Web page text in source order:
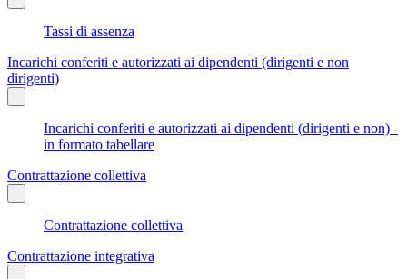
Tassi di assenza
Incarichi conferiti e autorizzati ai dipendenti (dirigenti e non
dirigenti)
Incarichi conferiti e autorizzati ai dipendenti (dirigenti e non) -
in formato tabellare
Contrattazione collettiva
Contrattazione collettiva
Contrattazione integrativa